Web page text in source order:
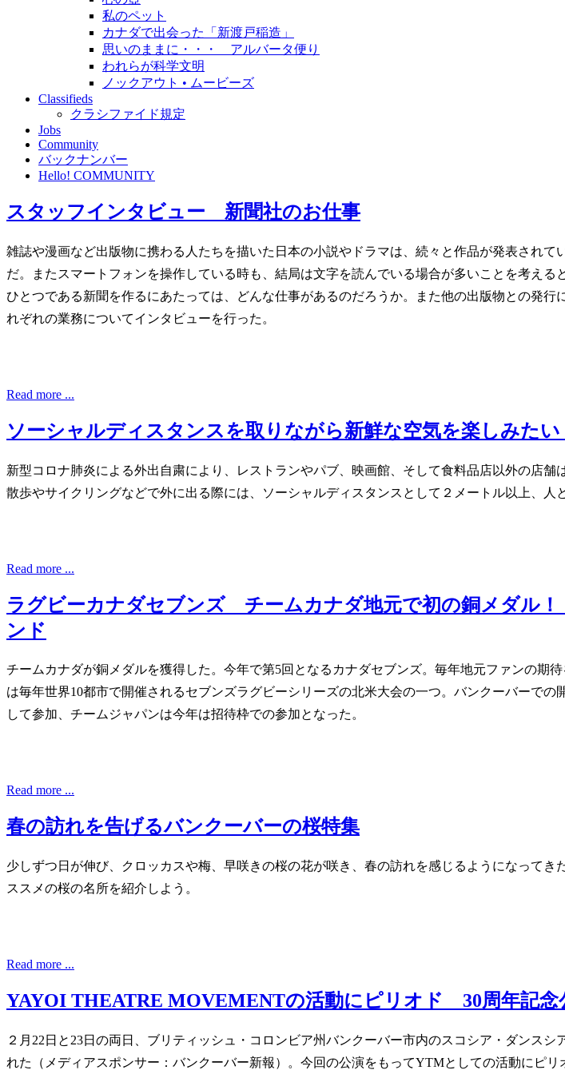
私のペット
カナダで出会った「新渡戸稲造」
思いのままに・・・ アルバータ便り
われらが科学文明
ノックアウト • ムービーズ
Classifieds
クラシファイド規定
Jobs
Community
バックナンバー
Hello! COMMUNITY
スタッフインタビュー 新聞社のお仕事
雑誌や漫画など出版物に携わる人たちを描いた日本の小説やドラマは、続々と作品が発表され
だ。またスマートフォンを操作している時も、結局は文字を読んでいる場合が多いことを考え
ひとつである新聞を作るにあたっては、どんな仕事があるのだろうか。また他の出版物との発
れぞれの業務についてインタビューを行った。
Read more ...
ソーシャルディスタンスを取りながら新鮮な空気を楽しみた
新型コロナ肺炎による外出自粛により、レストランやパブ、映画館、そして食料品店以外の店
散歩やサイクリングなどで外に出る際には、ソーシャルディスタンスとして２メートル以上、人
Read more ...
ラグビーカナダセブンズ チームカナダ地元で初の銅メダル
ンド
チームカナダが銅メダルを獲得した。今年で第5回となるカナダセブンズ。毎年地元ファンの期
は毎年世界10都市で開催されるセブンズラグビーシリーズの北米大会の一つ。バンクーバーで
して参加、チームジャパンは今年は招待枠での参加となった。
Read more ...
春の訪れを告げるバンクーバーの桜特集
少しずつ日が伸び、クロッカスや梅、早咲きの桜の花が咲き、春の訪れを感じるようになって
ススメの桜の名所を紹介しよう。
Read more ...
YAYOI THEATRE MOVEMENTの活動にピリオド 30周年記
２月22日と23日の両日、ブリティッシュ・コロンビア州バンクーバー市内のスコシア・ダンス
れた（メディアスポンサー：バンクーバー新報）。今回の公演をもってYTMとしての活動にピ